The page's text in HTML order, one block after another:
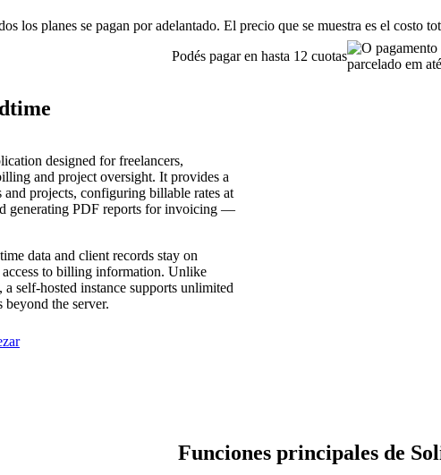
los planes se pagan por adelantado. El precio que se muestra es el costo
Podés pagar en hasta 12 cuotas
designed for freelancers,
and project oversight. It provides a
projects, configuring billable rates at
generating PDF reports for invoicing —
data and client records stay on
to billing information. Unlike
a self-hosted instance supports unlimited
the server.
Funciones principales de